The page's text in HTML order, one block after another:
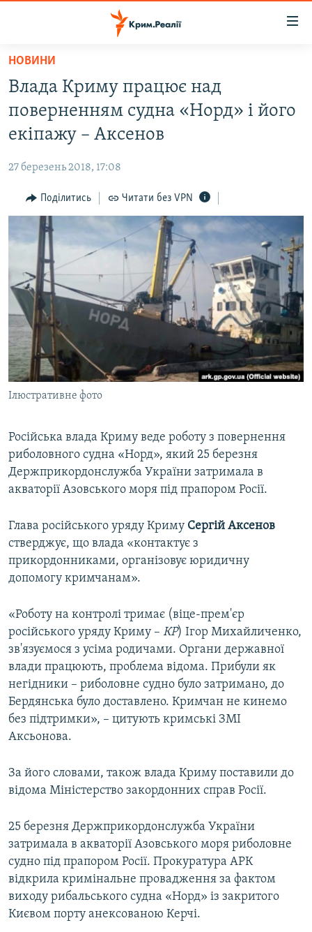
Перейти
основного
матеріалу
Перейти
до
основної
навігації
Перейти
до
пошуку
ВОДА.КРИМ
ВІДЕО ТА ФОТО
БЛОГИ
ПОГЛЯД
ІНТЕРВ'Ю
ВСЕ ЗА ДЕНЬ
СПЕЦПРОЕКТИ
ДЕПОРТАЦІЯ
ВІДЕОУРОКИ «ELIFBE»
СВІДЧЕННЯ ОКУПАЦІЇ
УКРАЇНСЬКА ПРОБЛЕМА КРИМУ
ІНФОГРАФІКА
ЯК ОБІЙТИ БЛОКУВАННЯ
Русский
Qırımtatar
ДОЛУЧАЙСЯ!
Усі сайти RFE/RL
НОВИНИ
Влада Криму працює над
поверненням судна «Норд» і його
екіпажу – Аксенов
27 березень 2018, 17:08
Поділитись Читати без VPN
Ілюстративне фото
Російська влада Криму веде роботу з повернення
риболовного судна «Норд», який 25 березня
Держприкордонслужба України затримала в
акваторії Азовського моря під прапором Росії.
Глава російського уряду Криму Сергій Аксенов
стверджує, що влада «контактує з
прикордонниками, організовує юридичну
допомогу кримчанам».
«Роботу на контролі тримає (віце-прем'єр
російського уряду Криму – КР) Ігор Михайличенко,
зв'язуємося з усіма родичами. Органи державної
влади працюють, проблема відома. Прибули як
негідники – риболовне судно було затримано, до
Бердянська було доставлено. Кримчан не кинемо
без підтримки», – цитують кримські ЗМІ
Аксьонова.
За його словами, також влада Криму поставили до
відома Міністерство закордонних справ Росії.
25 березня Держприкордонслужба України
затримала в акваторії Азовського моря риболовне
судно під прапором Росії. Прокуратура АРК
відкрила кримінальне провадження за фактом
виходу рибальського судна «Норд» із закритого
Києвом порту анексованою Керчі.